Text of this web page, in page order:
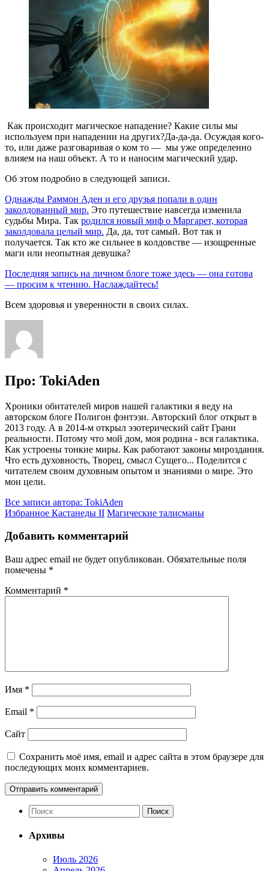
Как происходит магическое нападение? Какие силы мы
используем при нападении на других?Да-да-да. Осуждая кого-
то, или даже разговаривая о ком то — мы уже определенно
влияем на наш объект. А то и наносим магический удар.
Об этом подробно в следующей записи.
Однажды Раммон Аден и его друзья попали в один
заколдованный мир. Это путешествие навсегда изменила
судьбы Мира. Так родился новый миф о Маргарет, которая
заколдовала целый мир. Да, да, тот самый. Вот так и
получается. Так кто же сильнее в колдовстве — изощренные
маги или неопытная девушка?
Последняя запись на личном блоге тоже здесь — она готова
— просим к чтению. Наслаждайтесь!
Всем здоровья и уверенности в своих силах.
Про: TokiAden
Хроники обитателей миров нашей галактики я веду на
авторском блоге Полигон фэнтэзи. Авторский блог открыт в
2013 году. А в 2014-м открыл эзотерический сайт Грани
реальности. Потому что мой дом, моя родина - вся галактика.
Как устроены тонкие миры. Как работают законы мироздания.
Что есть духовность, Творец, смысл Сущего... Поделится с
читателем своим духовным опытом и знаниями о мире. Это
мои цели.
Все записи автора: TokiAden
Избранное Кастанеды II Магические талисманы
Добавить комментарий
Ваш адрес email не будет опубликован. Обязательные поля
помечены *
Комментарий *
Имя *
Email *
Сайт
Сохранить моё имя, email и адрес сайта в этом браузере для
последующих моих комментариев.
Архивы
Июль 2026